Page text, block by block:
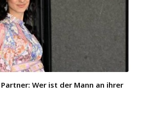
Wer ist der Mann an ihrer